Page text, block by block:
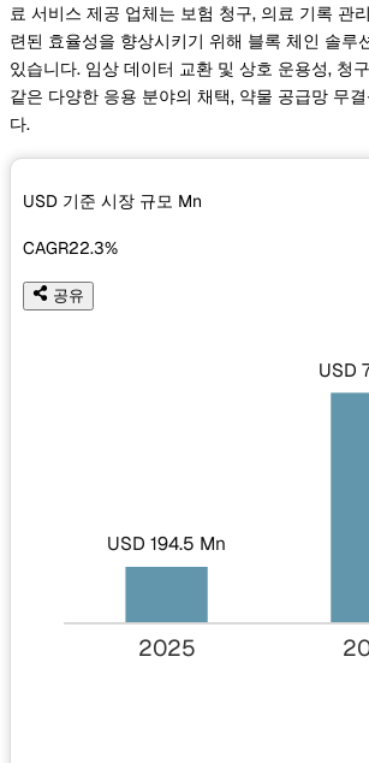
료 서비스 제공 업체는 보험 청구, 의료 기록 관
련된 효율성을 향상시키기 위해 블록 체인 솔루
있습니다. 임상 데이터 교환 및 상호 운용성, 청
같은 다양한 응용 분야의 채택, 약물 공급망 무
다.
USD 기준 시장 규모 Mn
CAGR22.3%
공유
USD 194.5 Mn
USD
2025